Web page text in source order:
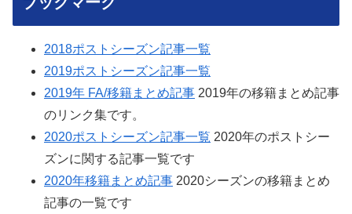
2018ポストシーズン記事一覧
2019ポストシーズン記事一覧
2019年 FA/移籍まとめ記事 2019年の移籍まとめ記事
のリンク集です。
2020ポストシーズン記事一覧 2020年のポストシー
ズンに関する記事一覧です
2020年移籍まとめ記事 2020シーズンの移籍まとめ
記事の一覧です